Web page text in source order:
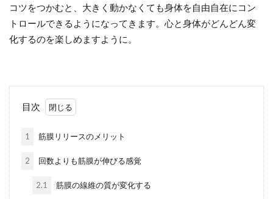
コツをつかむと、大きく動かなくても身体を自由自在にコン
トロールできるようになってきます。心と身体がどんどん変
化するのを楽しめますように。
目次
1 筋膜リリースのメリット
2 回数よりも筋膜が伸びる感覚
2.1 筋膜の線維の質が変化する